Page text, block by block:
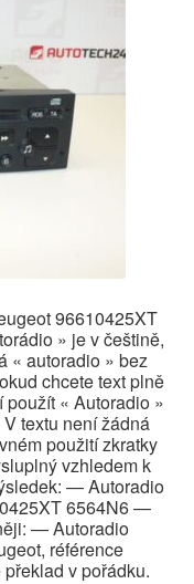
96610425XT
» je v češtině,
« autoradio » bez
chcete text plně
« Autoradio »
textu není žádná
použití zkratky
vzhledem k
— Autoradio
6564N6 —
— Autoradio
référence
v pořádku.